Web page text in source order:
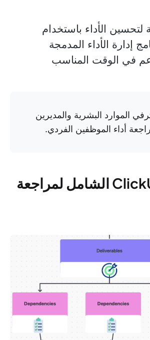
الأداء باستخدام
إدارة الأداء المدمجة
في الوقت المناسب
الموارد البشرية والمديرين
أداء الموظفين الفردي.
2. قالب ClickUp الشامل لمراجعة